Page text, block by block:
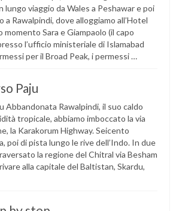
lungo viaggio da Wales a Peshawar e poi
a Rawalpindi, dove alloggiamo all’Hotel
momento Sara e Giampaolo (il capo
l’ufficio ministeriale di Islamabad
per il Broad Peak, i permessi …
Paju
Abbandonata Rawalpindi, il suo caldo
tropicale, abbiamo imboccato la via
la Karakorum Highway. Seicento
poi di pista lungo le rive dell’Indo. In due
la regione del Chitral via Besham
alla capitale del Baltistan, Skardu,